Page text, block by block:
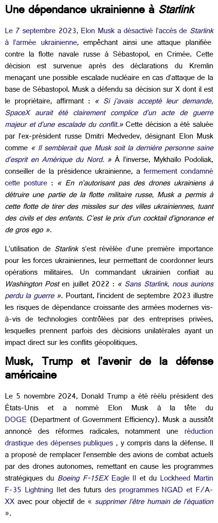
Une dépendance ukrainienne à Starlink
Le 7 septembre 2023, Elon Musk a désactivé l’accès de Starlink
à l’armée ukrainienne, empêchant ainsi une attaque planifiée
contre la flotte navale russe à Sébastopol, en Crimée. Cette
décision est survenue après des déclarations du Kremlin
menaçant une possible escalade nucléaire en cas d’attaque de la
base de Sébastopol. Musk a défendu sa décision sur X dont il est
le propriétaire, affirmant : « Si j’avais accepté leur demande,
SpaceX aurait été clairement complice d’un acte de guerre
majeur et d’une escalade du conflit.»Cette décision a été saluée
par l’ex-président russe Dmitri Medvedev, désignant Elon Musk
comme «Il semblerait que Musk soit la dernière personne saine
d’esprit en Amérique du Nord.»À l’inverse, Mykhaïlo Podoliak,
conseiller de la présidence ukrainienne, a fermement condamné
cette posture : « En n’autorisant pas des drones ukrainiens à
détruire une partie de la flotte militaire russe, Musk a permis à
cette flotte de tirer des missiles sur des villes ukrainiennes, tuant
des civils et des enfants. C’est le prix d’un cocktail d’ignorance et
de gros ego».
L’utilisation de Starlinks’est révélée d’une première importance
pour les forces ukrainiennes, leur permettant de coordonner leurs
opérations militaires. Un commandant ukrainien confiait au
Washington Posten juillet 2022 : «Sans Starlink, nous aurions
perdu la guerre». Pourtant, l’incident de septembre 2023 illustre
les risques de dépendance croissante des armées modernes vis-
à-vis de technologies contrôlées par des entreprises privées,
lesquelles prennent parfois des décisions unilatérales ayant un
impact direct sur les conflits géopolitiques.
Musk, Trump et l’avenir de la défense
américaine
Le 5 novembre 2024, Donald Trump a été réélu président des
États-Unis et a nommé Elon Musk à la tête du
DOGE (Department of Government Efficiency). Musk a aussitôt
annoncé des réformes radicales, notamment une réduction
drastique des dépenses publiques , y compris dans la défense. Il
a proposé de remplacer l’ensemble des avions de combat actuels
par des drones autonomes, remettant en cause les programmes
stratégiques du Boeing F-15EXEagle II et du Lockheed Martin
F-35 Lightning IIet des futurs des programmes NGAD et F/A-
XXavec pour objectif de « supprimer l’être humain de l’équation
».